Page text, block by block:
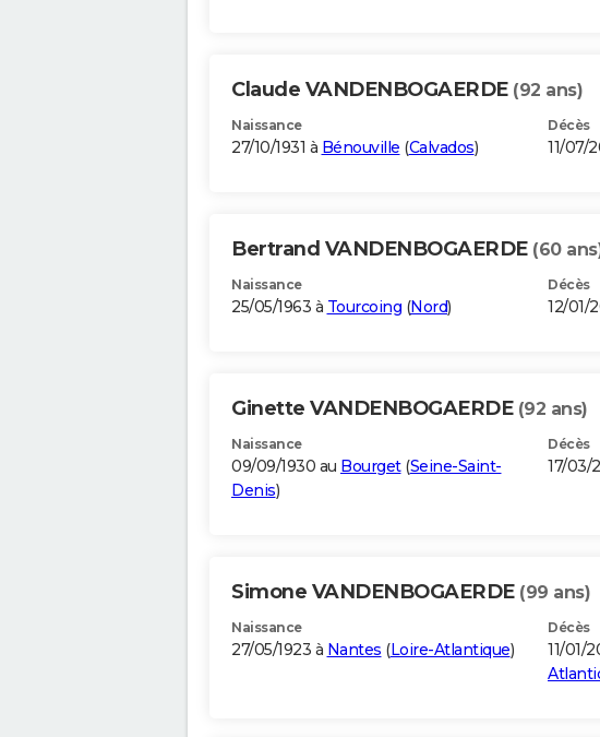
Claude VANDENBOGAERDE (92 ans)
Naissance
27/10/1931 à Bénouville (Calvados)
Décès
11/07/
Bertrand VANDENBOGAERDE (60
Naissance
25/05/1963 à Tourcoing (Nord)
Décès
12/01/
Ginette VANDENBOGAERDE (92 ans)
Naissance
09/09/1930 au Bourget(Seine-Saint-
Denis)
Décès
17/03/
Simone VANDENBOGAERDE (99 ans)
Naissance
27/05/1923 à Nantes (Loire-Atlantique)
Décès
11/01/